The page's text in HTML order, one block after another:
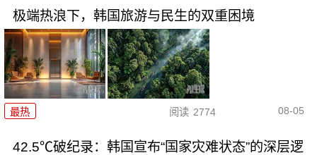
极端热浪下，韩国旅游与民生的双重困境
最热 阅读 2774 08-05
42.5℃破纪录：韩国宣布“国家灾难状态”的深层逻